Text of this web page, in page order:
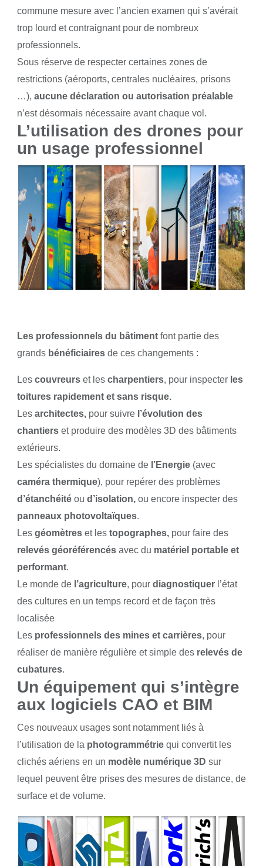
commune mesure avec l’ancien examen qui s’avérait
trop lourd et contraignant pour de nombreux
professionnels.
Sous réserve de respecter certaines zones de
restrictions (aéroports, centrales nucléaires, prisons
…), aucune déclaration ou autorisation préalable
n’est désormais nécessaire avant chaque vol.
L’utilisation des drones pour
un usage professionnel
Les professionnels du bâtimentfont partie des
grands bénéficiairesde ces changements :
Les couvreurset les charpentiers, pour inspecterles
toitures rapidement et sans risque.
Les architectes,pour suivre l’évolution des
chantierset produire des modèles 3D des bâtiments
extérieurs.
Les spécialistes du domaine de l’Energie(avec
caméra thermique), pour repérer des problèmes
d’étanchéitéou d’isolation,ou encore inspecter des
panneaux photovoltaïques.
Les géomètreset les topographes,pour faire des
relevés géoréférencésavec du matériel portable et
performant.
Le monde de l’agriculture, pour diagnostiquerl’état
des cultures en un temps record et de façon très
localisée
Les professionnels des mines et carrières, pour
réaliser de manière régulière et simple des relevés de
cubatures.
Un équipement qui s’intègre
aux logiciels CAO et BIM
Ces nouveaux usages sont notamment liés à
l’utilisation de la photogrammétriequi convertit les
clichés aériens en un modèle numérique 3D sur
lequel peuvent être prises des mesures de distance, de
surface et de volume.